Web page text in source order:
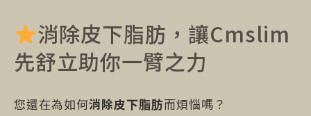
消除皮下脂肪，讓Cmslim
先舒立助你一臂之力
您還在為如何消除皮下脂肪而煩惱嗎？